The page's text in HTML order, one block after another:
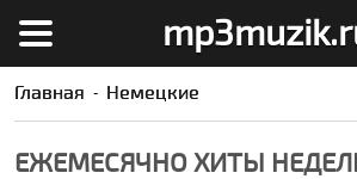
Главная Немецкие
ЕЖЕМЕСЯЧНО ХИТЫ